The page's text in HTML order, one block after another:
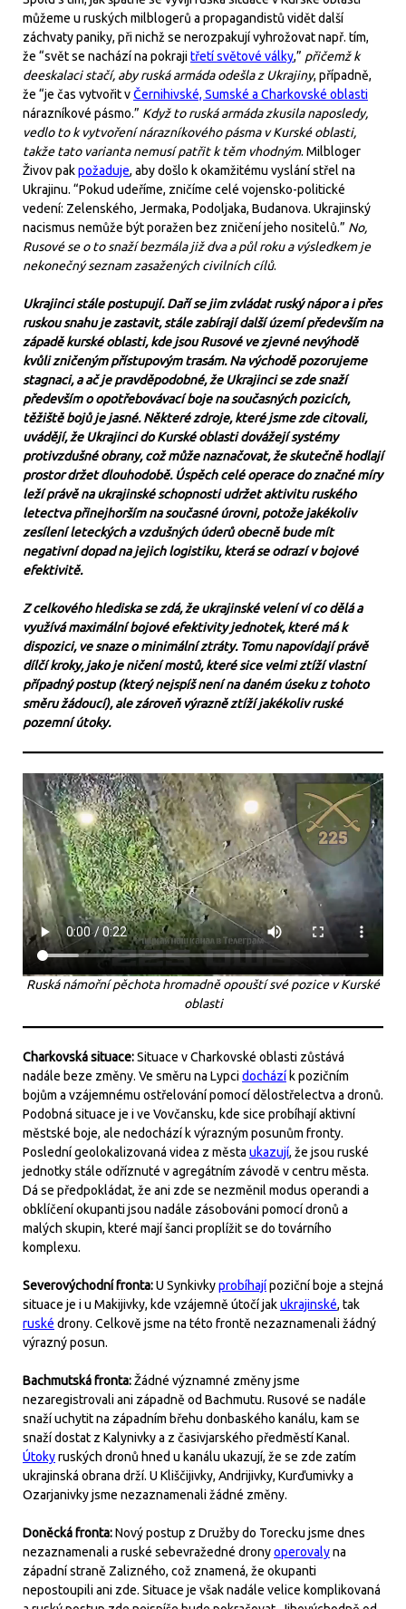
můžeme u ruských milblogerů a propagandistů vidět další
záchvaty paniky, při nichž se nerozpakují vyhrožovat např. tím,
že “svět se nachází na pokrajitřetí světové války,” přičemž k
deeskalaci stačí, aby ruská armáda odešla z Ukrajiny, případně,
že “je čas vytvořit vČernihivské, Sumské a Charkovské oblasti
nárazníkové pásmo.” Když to ruská armáda zkusila naposledy,
vedlo to k vytvoření nárazníkového pásma v Kurské oblasti,
takže tato varianta nemusí patřit k těm vhodným. Milbloger
Živov pakpožaduje, aby došlo k okamžitému vyslání střel na
Ukrajinu. “Pokud udeříme, zničíme celé vojensko-politické
vedení: Zelenského, Jermaka, Podoljaka, Budanova. Ukrajinský
nacismus nemůže být poražen bez zničení jeho nositelů.” No,
Rusové se o to snaží bezmála již dva a půl roku a výsledkem je
nekonečný seznam zasažených civilních cílů.
Ukrajinci stále postupují. Daří se jim zvládat ruský nápor a i přes
ruskou snahu je zastavit, stále zabírají další území především na
západě kurské oblasti, kde jsou Rusové ve zjevné nevýhodě
kvůli zničeným přístupovým trasám. Na východě pozorujeme
stagnaci, a ač je pravděpodobné, že Ukrajinci se zde snaží
především o opotřebovávací boje na současných pozicích,
těžiště bojů je jasné. Některé zdroje, které jsme zde citovali,
uvádějí, že Ukrajinci do Kurské oblasti dovážejí systémy
protivzdušné obrany, což může naznačovat, že skutečně hodlají
prostor držet dlouhodobě. Úspěch celé operace do značné míry
leží právě na ukrajinské schopnosti udržet aktivitu ruského
letectva přinejhorším na současné úrovni, potože jakékoliv
zesílení leteckých a vzdušných úderů obecně bude mít
negativní dopad na jejich logistiku, která se odrazí v bojové
efektivitě.
Z celkového hlediska se zdá, že ukrajinské velení ví co dělá a
využívá maximální bojové efektivity jednotek, které má k
dispozici, ve snaze o minimální ztráty. Tomu napovídají právě
dílčí kroky, jako je ničení mostů, které sice velmi ztíží vlastní
případný postup (který nejspíš není na daném úseku z tohoto
směru žádoucí), ale zároveň výrazně ztíží jakékoliv ruské
pozemní útoky.
Ruská námořní pěchota hromadně opouští své pozice v Kurské
oblasti
Charkovská situace:Situace v Charkovské oblasti zůstává
nadále beze změny. Ve směru na Lypcidochází k pozičním
bojům a vzájemnému ostřelování pomocí dělostřelectva a dronů.
Podobná situace je i ve Vovčansku, kde sice probíhají aktivní
městské boje, ale nedochází k výrazným posunům fronty.
Poslední geolokalizovaná videa z města ukazují, že jsou ruské
jednotky stále odříznuté v agregátním závodě v centru města.
Dá se předpokládat, že ani zde se nezměnil modus operandi a
obklíčení okupanti jsou nadále zásobováni pomocí dronů a
malých skupin, které mají šanci proplížit se do továrního
komplexu.
Severovýchodní fronta:U Synkivkyprobíhajípoziční boje a stejná
situace je i u Makijivky, kde vzájemně útočí jakukrajinské, tak
ruské drony. Celkově jsme na této frontě nezaznamenali žádný
výrazný posun.
Bachmutská fronta:Žádné významné změny jsme
nezaregistrovali ani západně od Bachmutu. Rusové se nadále
snaží uchytit na západním břehu donbaského kanálu, kam se
snaží dostat z Kalynivky a z časivjarského předměstí Kanal.
Útokyruských dronů hned u kanálu ukazují, že se zde zatím
ukrajinská obrana drží. U Kliščijivky, Andrijivky, Kurďumivky a
Ozarjanivky jsme nezaznamenali žádné změny.
Doněcká fronta:Nový postup z Družby do Torecku jsme dnes
nezaznamenali a ruské sebevražedné dronyoperovalyna
západní straně Zalizného, což znamená, že okupanti
nepostoupili ani zde. Situace je však nadále velice komplikovaná